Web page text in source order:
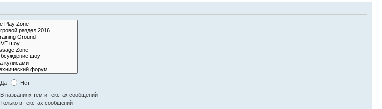
Да
Нет
В названиях тем и текстах сообщений
Только в текстах сообщений